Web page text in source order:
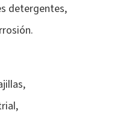
detergentes,